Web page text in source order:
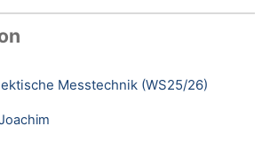
Messtechnik (WS25/26)